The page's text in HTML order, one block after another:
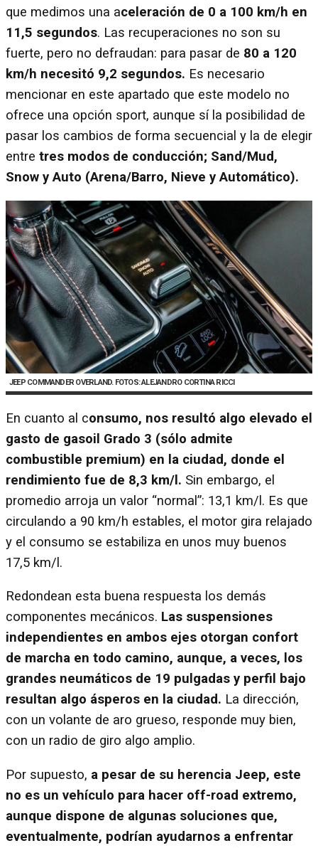
que medimos una aceleración de 0 a 100 km/h en
11,5 segundos. Las recuperaciones no son su
fuerte, pero no defraudan: para pasar de 80 a 120
km/h necesitó 9,2 segundos. Es necesario
mencionar en este apartado que este modelo no
ofrece una opción sport, aunque sí la posibilidad de
pasar los cambios de forma secuencial y la de elegir
entre tres modos de conducción; Sand/Mud,
Snow y Auto (Arena/Barro, Nieve y Automático).
JEEP COMMANDER OVERLAND. FOTOS: ALEJANDRO CORTINA RICCI
En cuanto al consumo, nos resultó algo elevado el
gasto de gasoil Grado 3 (sólo admite
combustible premium) en la ciudad, donde el
rendimiento fue de 8,3 km/l. Sin embargo, el
promedio arroja un valor “normal”: 13,1 km/l. Es que
circulando a 90 km/h estables, el motor gira relajado
y el consumo se estabiliza en unos muy buenos
17,5 km/l.
Redondean esta buena respuesta los demás
componentes mecánicos. Las suspensiones
independientes en ambos ejes otorgan confort
de marcha en todo camino, aunque, a veces, los
grandes neumáticos de 19 pulgadas y perfil bajo
resultan algo ásperos en la ciudad. La dirección,
con un volante de aro grueso, responde muy bien,
con un radio de giro algo amplio.
Por supuesto, a pesar de su herencia Jeep, este
no es un vehículo para hacer off-road extremo,
aunque dispone de algunas soluciones que,
eventualmente, podrían ayudarnos a enfrentar